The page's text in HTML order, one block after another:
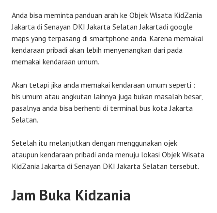
Anda bisa meminta panduan arah ke Objek Wisata KidZania
Jakarta di Senayan DKI Jakarta Selatan Jakartadi google
maps yang terpasang di smartphone anda. Karena memakai
kendaraan pribadi akan lebih menyenangkan dari pada
memakai kendaraan umum.
Akan tetapi jika anda memakai kendaraan umum seperti :
bis umum atau angkutan lainnya juga bukan masalah besar,
pasalnya anda bisa berhenti di terminal bus kota Jakarta
Selatan.
Setelah itu melanjutkan dengan menggunakan ojek
ataupun kendaraan pribadi anda menuju lokasi Objek Wisata
KidZania Jakarta di Senayan DKI Jakarta Selatan tersebut.
Jam Buka Kidzania